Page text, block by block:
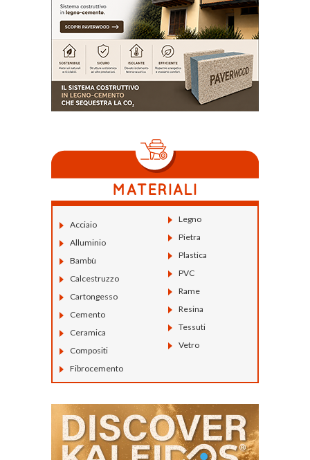
Acciaio
Alluminio
Bambù
Calcestruzzo
Cartongesso
Cemento
Ceramica
Compositi
Fibrocemento
Legno
Pietra
Plastica
PVC
Rame
Resina
Tessuti
Vetro